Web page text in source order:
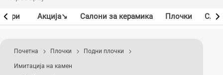
Акцијa↘ Салони за керамика Плочки
Почетна Плочки Подни плочки
Имитација на камен